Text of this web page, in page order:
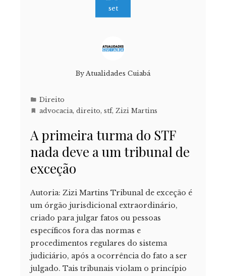
set
By Atualidades Cuiabá
Direito
advocacia, direito, stf, Zizi Martins
A primeira turma do STF
nada deve a um tribunal de
exceção
Autoria: Zizi Martins Tribunal de exceção é
um órgão jurisdicional extraordinário,
criado para julgar fatos ou pessoas
específicos fora das normas e
procedimentos regulares do sistema
judiciário, após a ocorrência do fato a ser
julgado. Tais tribunais violam o princípio